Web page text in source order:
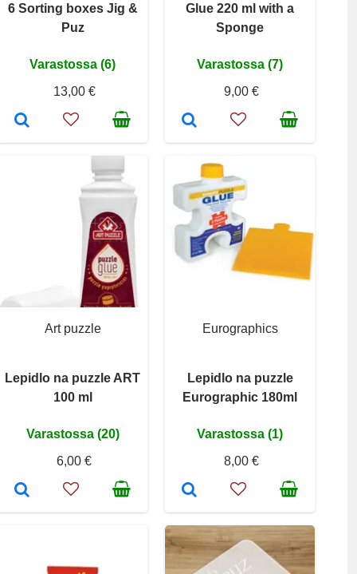
6 Sorting boxes Jig &
Puz
Varastossa (6)
13,00 €
Glue 220 ml with a
Sponge
Varastossa (7)
9,00 €
Art puzzle
Lepidlo na puzzle ART
100 ml
Varastossa (20)
6,00 €
Eurographics
Lepidlo na puzzle
Eurographic 180ml
Varastossa (1)
8,00 €